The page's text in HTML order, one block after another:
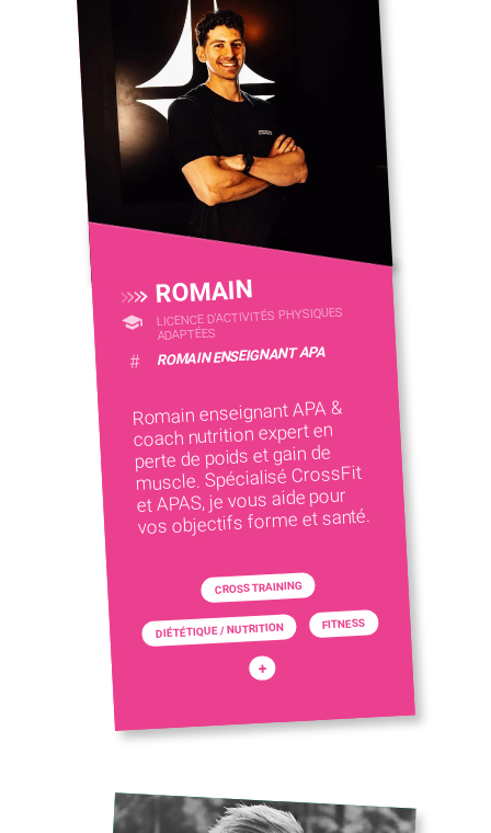
ROMAIN
LICENCE D’ACTIVITÉS PHYSIQUES
ADAPTÉES
# ROMAIN ENSEIGNANT APA
Romain enseignant APA &
coach nutrition expert en
perte de poids et gain de
muscle. Spécialisé CrossFit
et APAS, je vous aide pour
vos objectifs forme et santé.
CROSS TRAINING
DIÉTÉTIQUE / NUTRITION FITNESS
+